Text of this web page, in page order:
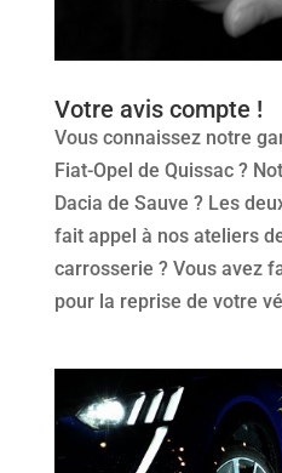
Votre avis compte !
Vous connaissez notre
Fiat-Opel de Quissac ?
Dacia de Sauve ? Les
fait appel à nos ateliers
carrosserie ? Vous avez
pour la reprise de votre